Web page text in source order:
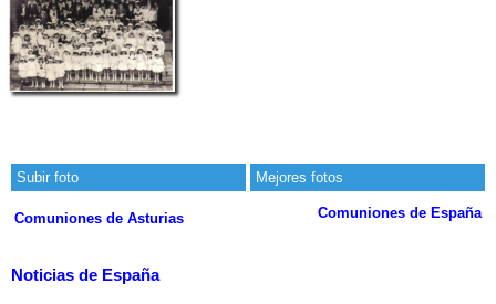
Subir foto Mejores fotos
Comuniones de Asturias Comuniones de España
Noticias de España